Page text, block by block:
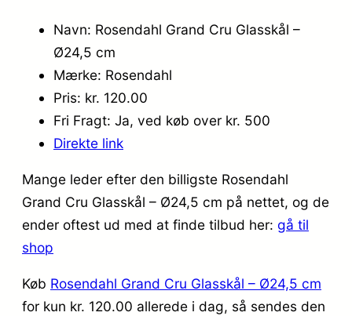
Navn: Rosendahl Grand Cru Glasskål –
Ø24,5 cm
Mærke: Rosendahl
Pris: kr. 120.00
Fri Fragt: Ja, ved køb over kr. 500
Direkte link
Mange leder efter den billigste Rosendahl
Grand Cru Glasskål – Ø24,5 cm på nettet, og de
ender oftest ud med at finde tilbud her: gå til
shop
Køb Rosendahl Grand Cru Glasskål – Ø24,5 cm
for kun kr. 120.00 allerede i dag, så sendes den